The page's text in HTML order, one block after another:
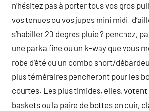
n’hésitez pas à porter tous vos gros
vos tenues ou vos jupes mini midi.
s’habiller 20 degrés pluie ? penchez,
une parka fine ou un k-way que vous
robe d’été ou un combo short/
plus téméraires pencheront pour les
courtes. Les plus timides, elles, votent
baskets ou la paire de bottes en cuir,